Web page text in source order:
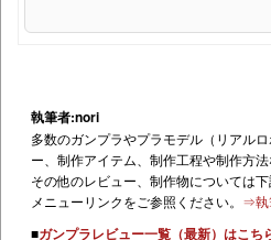
執筆者:nori
多数のガンプラやプラモデル（リアル
ー、制作アイテム、制作工程や制作方法
その他のレビュー、制作物については
メニューリンクをご参照ください。 ⇒執
■ガンプラレビュー一覧（最新）はこち